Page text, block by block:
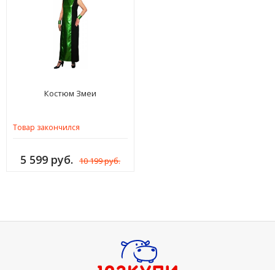
Костюм Змеи
Товар закончился
5 599 руб. 10 199 руб.